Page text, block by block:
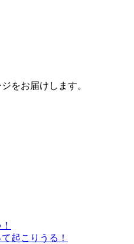
をお届けします。
起こりうる！